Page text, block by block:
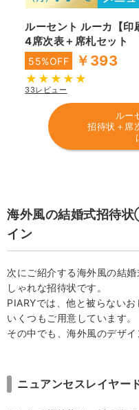
ルーセント ルーカ【
4席次表＋席札セット
55%OFF ￥393
33レビュー
ルー
招待状＋席
海外風の結婚式招待
イン
次にご紹介する海外風の結
しゃれな招待状です。
PIARYでは、他と被らない
いくつもご用意しています。
その中でも、海外風のデザイ
ニュアンセスレイヤー